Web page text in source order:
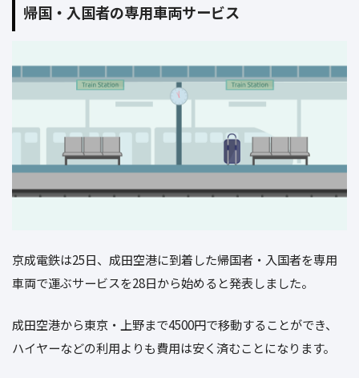
帰国・入国者の専用車両サービス
京成電鉄は25日、成田空港に到着した帰国者・入国者を専用
車両で運ぶサービスを28日から始めると発表しました。
成田空港から東京・上野まで4500円で移動することができ、
ハイヤーなどの利用よりも費用は安く済むことになります。